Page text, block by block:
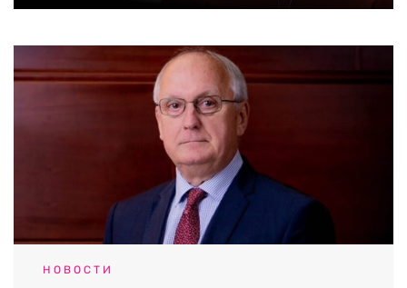
НОВОСТИ